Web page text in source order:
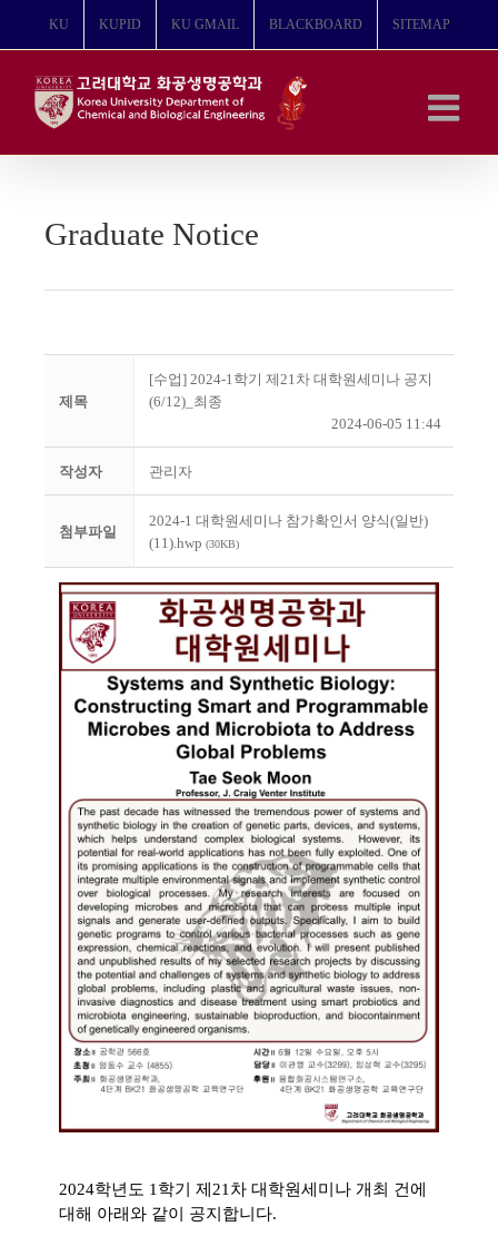
뛰
KU KUPID KU GMAIL BLACKBOARD SITEMAP
Graduate Notice
제목
[수업] 2024-1학기 제21차 대학원세미나 공지
(6/12)_최종
2024-06-05 11:44
작성자 관리자
첨부파일
2024-1 대학원세미나 참가확인서 양식(일반)
(11).hwp (30KB)
2024학년도 1학기 제21차 대학원세미나 개최 건에
대해 아래와 같이 공지합니다.